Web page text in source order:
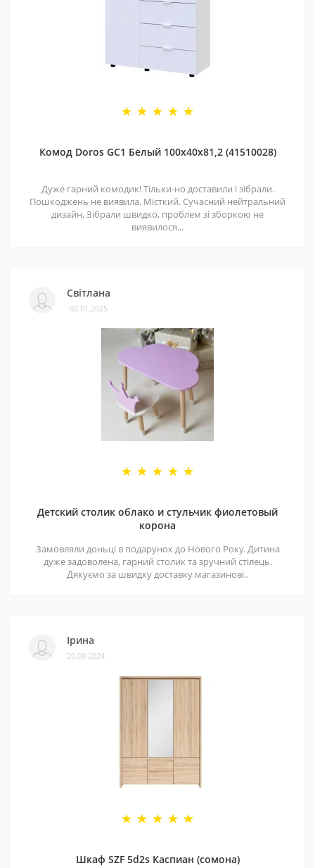
Комод Doros GС1 Белый 100х40х81,2 (41510028)
Дуже гарний комодик! Тільки-но доставили і зібрали.
Пошкоджень не виявила. Місткий. Сучасний нейтральний
дизайн. Зібрали швидко, проблем зі зборкою не
виявилося...
Світлана
02.01.2025
Детский столик облако и стульчик фиолетовый
корона
Замовляли доньці в подарунок до Нового Року. Дитина
дуже задоволена, гарний столик та зручний стілець.
Дякуємо за швидку доставку магазинові..
Ірина
20.09.2024
Шкаф SZF 5d2s Каспиан (сомона)